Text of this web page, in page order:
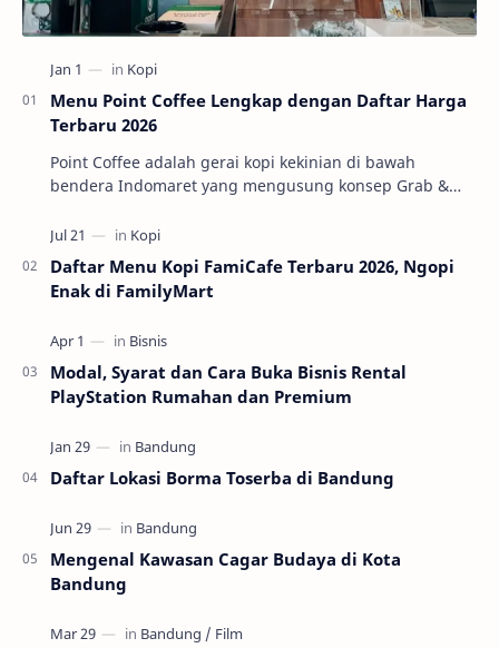
Menu Point Coffee Lengkap dengan Daftar Harga
Terbaru 2026
Point Coffee adalah gerai kopi kekinian di bawah
bendera Indomaret yang mengusung konsep Grab &
Daftar Menu Kopi FamiCafe Terbaru 2026, Ngopi
Enak di FamilyMart
Modal, Syarat dan Cara Buka Bisnis Rental
PlayStation Rumahan dan Premium
Daftar Lokasi Borma Toserba di Bandung
Mengenal Kawasan Cagar Budaya di Kota
Bandung